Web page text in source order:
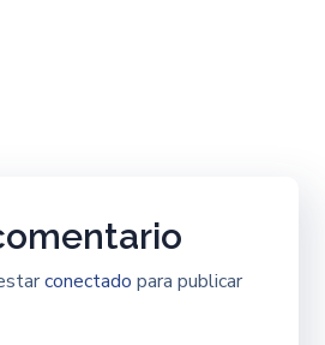
conectado para publicar